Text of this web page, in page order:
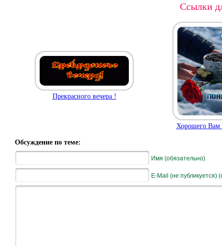
Ссылки
Прекрасного вечера !
Хорошего Вам
Обсуждение по теме:
Имя (обязательно)
E-Mail (не публикуется)